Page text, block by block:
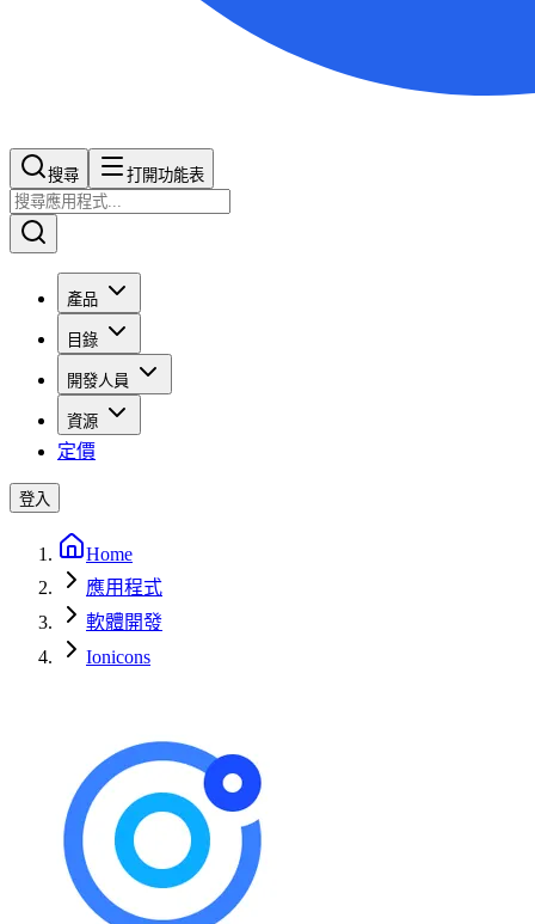
搜尋​​​​ 打開功能表
產品
目錄
開發人員
資源
定價
登入
Home
應用程式
軟體開發
Ionicons